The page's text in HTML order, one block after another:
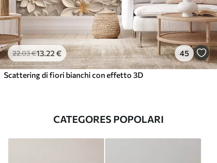
22.03€13 .22 € 45
Scattering di fiori bianchi con effetto 3D
CATEGORES POPOLARI